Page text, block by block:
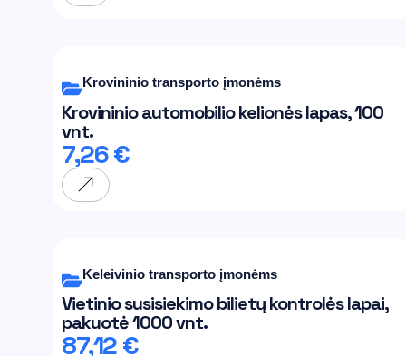
Krovininio transporto įmonėms
Krovininio automobilio kelionės lapas, 100
vnt.
7,26€
Keleivinio transporto įmonėms
Vietinio susisiekimo bilietų kontrolės lapai,
pakuotė 1000 vnt.
87,12€